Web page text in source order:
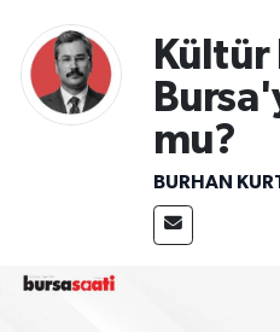
Kültür
mu?
BURHAN
Sağlık
Spor